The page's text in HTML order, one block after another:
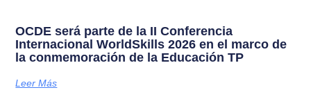
OCDE será parte de la II Conferencia
Internacional WorldSkills 2026 en el marco de
la conmemoración de la Educación TP
Leer Más